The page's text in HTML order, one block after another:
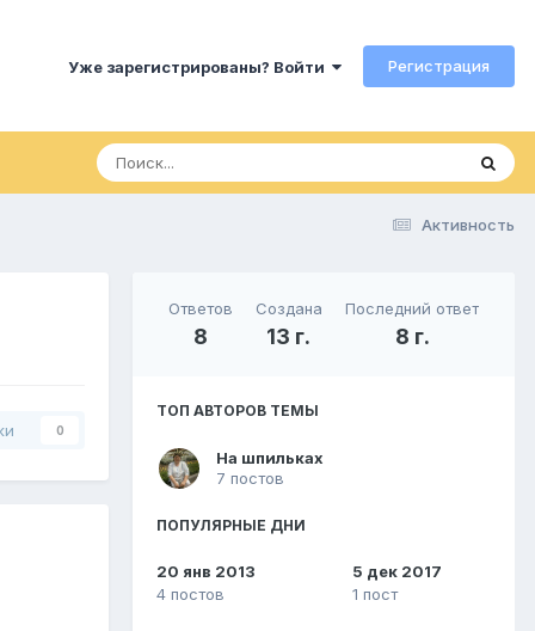
Уже зарегистрированы? Войти Регистрация
Активность
0
Ответов
8
Создана
13 г.
Последний ответ
8 г.
ТОП АВТОРОВ ТЕМЫ
На шпильках
7 постов
ПОПУЛЯРНЫЕ ДНИ
20 янв 2013
4 постов
5 дек 2017
1 пост